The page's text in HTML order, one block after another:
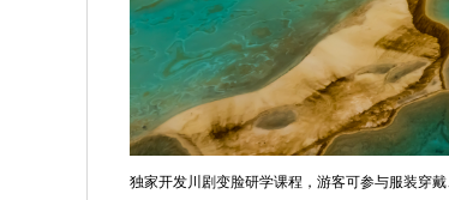
独家开发川剧变脸研学课程，游客可参与服装穿